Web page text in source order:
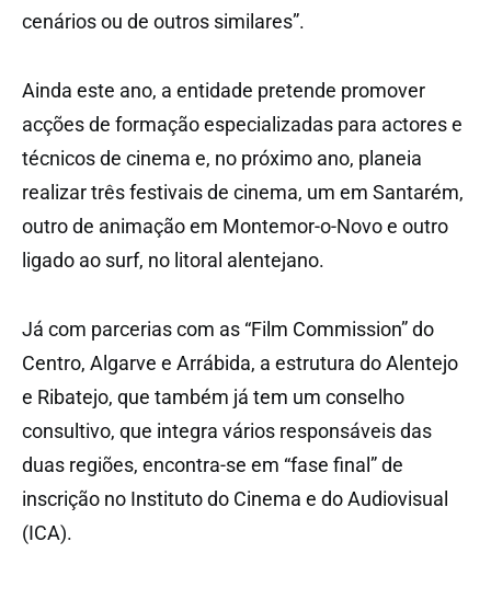
cenários ou de outros similares”.
Ainda este ano, a entidade pretende promover
acções de formação especializadas para actores e
técnicos de cinema e, no próximo ano, planeia
realizar três festivais de cinema, um em Santarém,
outro de animação em Montemor-o-Novo e outro
ligado ao surf, no litoral alentejano.
Já com parcerias com as “Film Commission” do
Centro, Algarve e Arrábida, a estrutura do Alentejo
e Ribatejo, que também já tem um conselho
consultivo, que integra vários responsáveis das
duas regiões, encontra-se em “fase final” de
inscrição no Instituto do Cinema e do Audiovisual
(ICA).